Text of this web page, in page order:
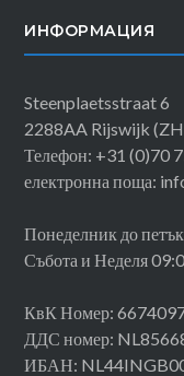
ИНФОРМАЦИЯ
Steenplaetsstraat 6
2288AA Rijswijk
Телефон: +31 (0)70
електронна поща:
Понеделник до
Събота и Неделя
КвК Номер:
ДДС номер:
ИБАН: